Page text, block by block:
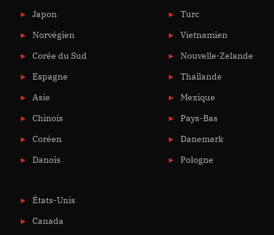
Japon
Norvégien
Corée du Sud
Espagne
Asie
Chinois
Coréen
Danois
Turc
Vietnamien
Nouvelle-Zelande
Thailande
Mexique
Pays-Bas
Danemark
Pologne
États-Unis
Canada